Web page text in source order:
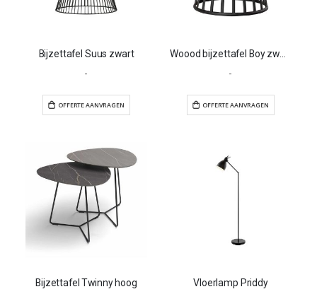
OFFERTE AANVRAGEN
Bijzettafel Suus zwart
-
Woood bijzettafel Boy zwart
-
Bijzettafel Twinny hoog Vloerlamp Priddy